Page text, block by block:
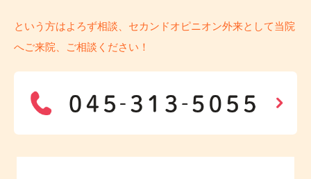
という方はよろず相談、セカンドオピニオン外来として当院
へご来院、ご相談ください！